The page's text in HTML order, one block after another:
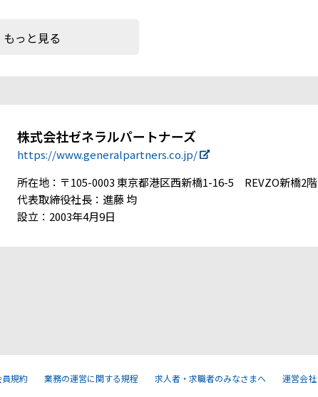
もっと見る
株式会社ゼネラルパートナーズ
https://www.generalpartners.co.jp/
所在地：〒105-0003 東京都港区西新橋1-16-5 REVZO新橋2階
代表取締役社長：進藤 均
設立：2003年4月9日
員規約 業務の運営に関する規程 求人者・求職者のみなさまへ 運営会社